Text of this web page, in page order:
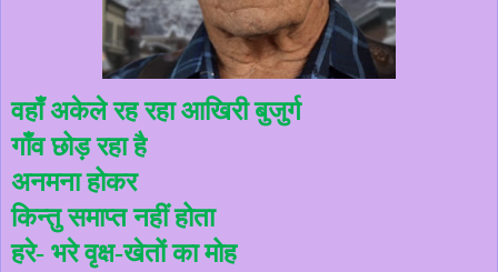
वहाँ अकेले रह रहा आखिरी बुजुर्ग
गाँव छोड़ रहा है
अनमना होकर
किन्तु समाप्त नहीं होता
हरे- भरे वृक्ष-खेतों का मोह